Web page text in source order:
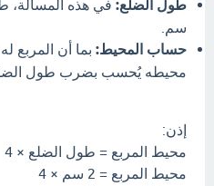
طول الضلع:
سم.
حساب المحيط:
محيطه يُحسب بضرب طول
إذن:
محيط المربع = طول الضلع × 4
محيط المربع = 2 سم × 4